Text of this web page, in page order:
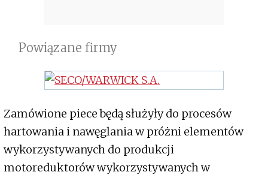
Powiązane firmy
Zamówione piece będą służyły do procesów
hartowania i nawęglania w próżni elementów
wykorzystywanych do produkcji
motoreduktorów wykorzystywanych w